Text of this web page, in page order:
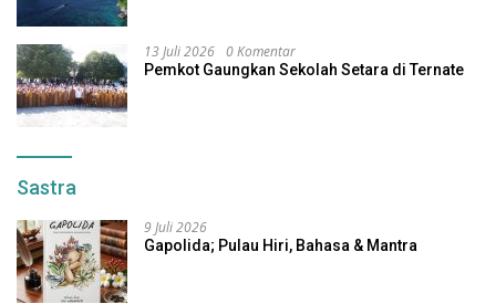
13 Juli 2026 0 Komentar
Pemkot Gaungkan Sekolah Setara di Ternate
Sastra
9 Juli 2026
Gapolida; Pulau Hiri, Bahasa & Mantra